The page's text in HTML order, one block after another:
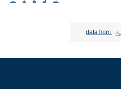
data from